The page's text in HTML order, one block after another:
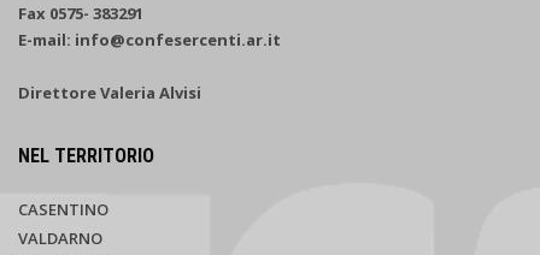
Fax 0575- 383291
E-mail: info@confesercenti.ar.it
Direttore Valeria Alvisi
NEL TERRITORIO
CASENTINO
VALDARNO